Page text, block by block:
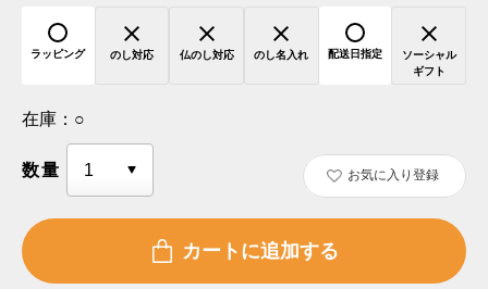
ラッピング のし対応 仏のし対応 のし名入れ 配送日指定
ソーシャル
ギフト
在庫： ○
数量 お気に入り登録